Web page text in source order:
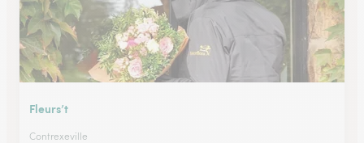
Fleurs’t
Contrexeville